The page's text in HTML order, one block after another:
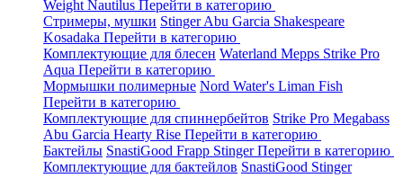
Weight Nautilus Перейти в категорию
Стримеры, мушки StingerAbu Garcia Shakespeare
Kosadaka Перейти в категорию
Комплектующие для блесен Waterland Mepps Strike Pro
Aqua Перейти в категорию
Мормышки полимерные Nord Water's Liman Fish
Перейти в категорию
Комплектующие для спиннербейтов Strike Pro Megabass
Abu Garcia Hearty Rise Перейти в категорию
Бактейлы SnastiGood Frapp StingerПерейти в категорию
Комплектующие для бактейлов SnastiGood Stinger